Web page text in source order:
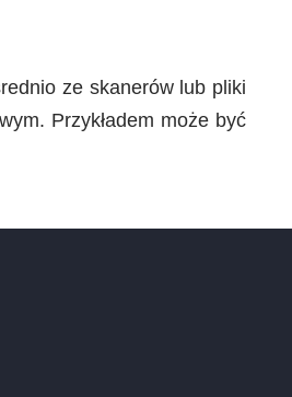
ze skanerów lub pliki
Przykładem może być